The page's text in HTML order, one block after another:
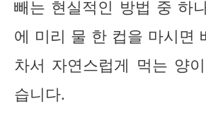
빼는 현실적인 방법 중 하
에 미리 물 한 컵을 마시면
차서 자연스럽게 먹는 양
습니다.